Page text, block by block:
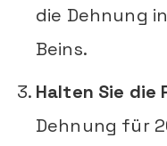
die Dehnung
Beins.
Halten Sie die
Dehnung für